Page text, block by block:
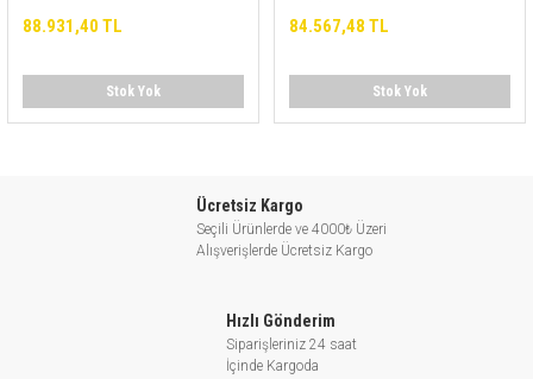
88.931,40 TL
Stok Yok
84.567,48 TL
Stok Yok
Ücretsiz Kargo
Seçili Ürünlerde ve 4000₺ Üzeri
Alışverişlerde Ücretsiz Kargo
Hızlı Gönderim
Siparişleriniz 24 saat
İçinde Kargoda